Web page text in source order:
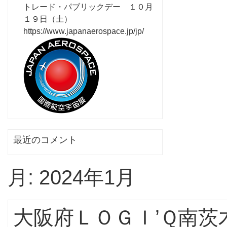
トレード・パブリックデー １０月
１９日（土）
https://www.japanaerospace.jp/jp/
最近のコメント
月: 2024年1月
大阪府ＬＯＧＩ’Ｑ南茨